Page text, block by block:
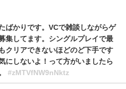
ばかりです。VCで雑談しながらゲ
集してます。シングルプレイで最
クリアできないほどのど下手です
にしないよ！って方がいましたら
#zMTVfNW9nNktz